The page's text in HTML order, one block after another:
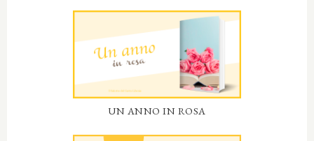
UN ANNO IN ROSA